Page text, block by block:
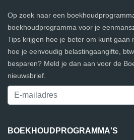
Op zoek naar een
boekhoudprogramma voor je
Tips krijgen hoe je beter om kunt gaan
hoe je eenvoudig belastingaangifte,
besparen? Meld je dan aan voor de
nieuwsbrief.
BOEKHOUDPROGRAMMA'S